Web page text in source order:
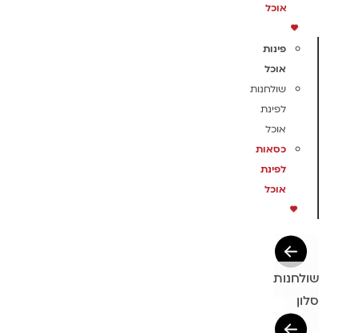
אוכל
פינות
אוכל
שולחנות
לפינת
אוכל
כסאות
לפינת
אוכל
שולחנות
סלון